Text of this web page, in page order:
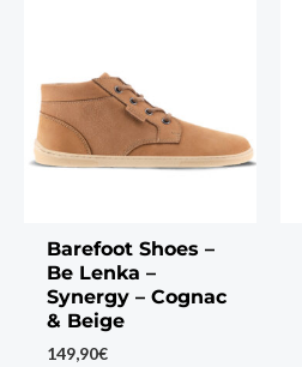
Barefoot Shoes –
Be Lenka –
Synergy – Cognac
& Beige
149,90€